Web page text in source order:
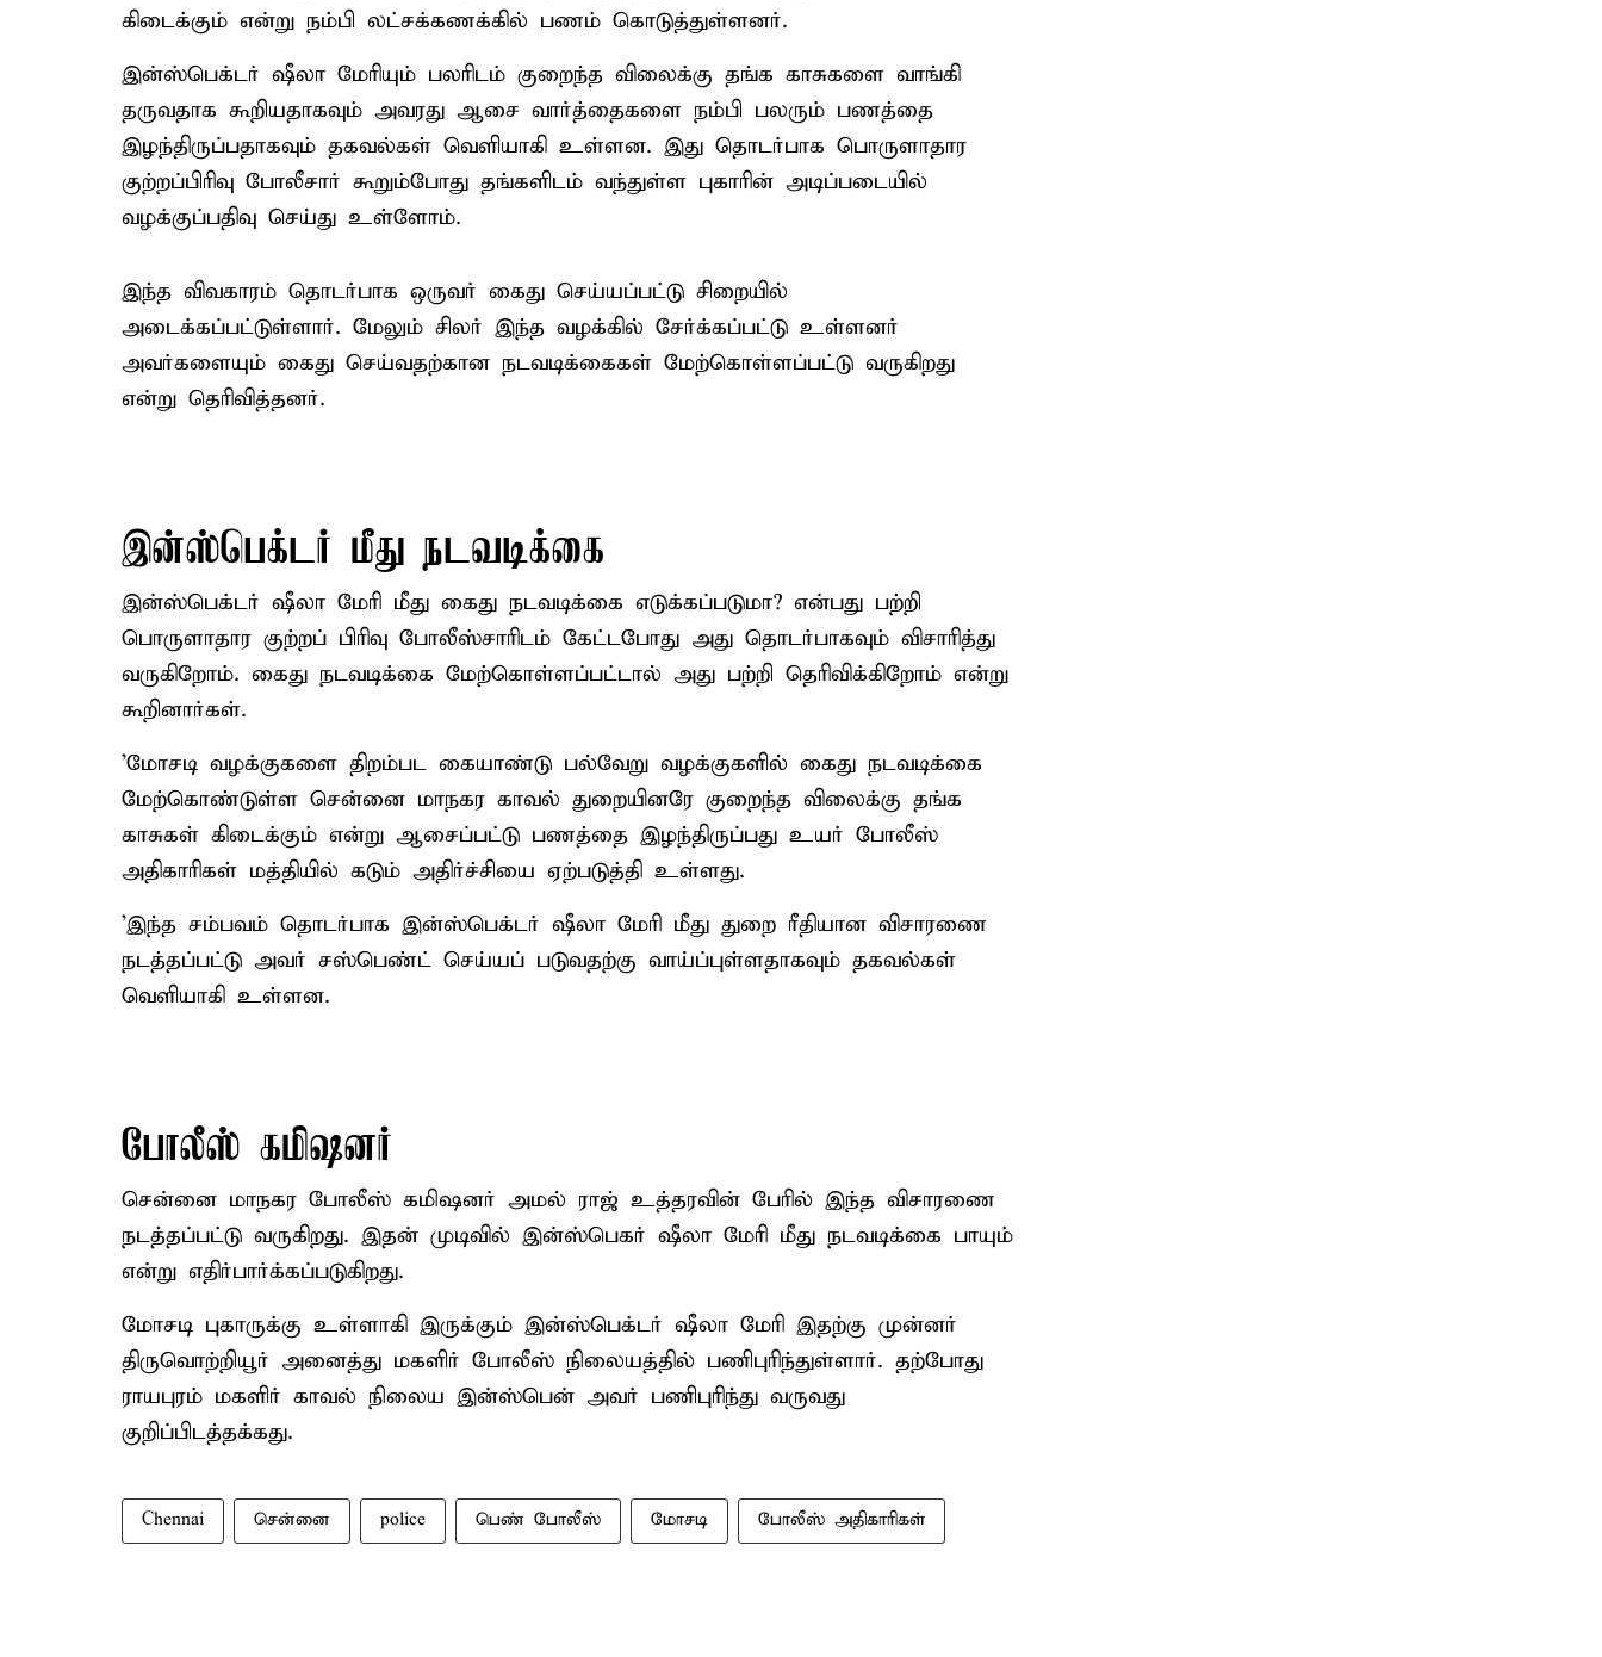
கிடைக்கும் என்று நம்பி லட்சக்கணக்கில் பணம் கொடுத்துள்ளனர்.
இன்ஸ்பெக்டர் ஷீலா மேரியும் பலரிடம் குறைந்த விலைக்கு தங்க காசுகளை வாங்கி
தருவதாக கூறியதாகவும் அவரது ஆசை வார்த்தைகளை நம்பி பலரும் பணத்தை
இழந்திருப்பதாகவும் தகவல்கள் வெளியாகி உள்ளன. இது தொடர்பாக பொருளாதார
குற்றப்பிரிவு போலீசார் கூறும்போது தங்களிடம் வந்துள்ள புகாரின் அடிப்படையில்
வழக்குப்பதிவு செய்து உள்ளோம்.
இந்த விவகாரம் தொடர்பாக ஒருவர் கைது செய்யப்பட்டு சிறையில்
அடைக்கப்பட்டுள்ளார். மேலும் சிலர் இந்த வழக்கில் சேர்க்கப்பட்டு உள்ளனர்
அவர்களையும் கைது செய்வதற்கான நடவடிக்கைகள் மேற்கொள்ளப்பட்டு வருகிறது
என்று தெரிவித்தனர்.
இன்ஸ்பெக்டர் மீது நடவடிக்கை
இன்ஸ்பெக்டர் ஷீலா மேரி மீது கைது நடவடிக்கை எடுக்கப்படுமா? என்பது பற்றி
பொருளாதார குற்றப் பிரிவு போலீஸ்சாரிடம் கேட்டபோது அது தொடர்பாகவும் விசாரித்து
வருகிறோம். கைது நடவடிக்கை மேற்கொள்ளப்பட்டால் அது பற்றி தெரிவிக்கிறோம் என்று
கூறினார்கள்.
'மோசடி வழக்குகளை திறம்பட கையாண்டு பல்வேறு வழக்குகளில் கைது நடவடிக்கை
மேற்கொண்டுள்ள சென்னை மாநகர காவல் துறையினரே குறைந்த விலைக்கு தங்க
காசுகள் கிடைக்கும் என்று ஆசைப்பட்டு பணத்தை இழந்திருப்பது உயர் போலீஸ்
அதிகாரிகள் மத்தியில் கடும் அதிர்ச்சியை ஏற்படுத்தி உள்ளது.
'இந்த சம்பவம் தொடர்பாக இன்ஸ்பெக்டர் ஷீலா மேரி மீது துறை ரீதியான விசாரணை
நடத்தப்பட்டு அவர் சஸ்பெண்ட் செய்யப் படுவதற்கு வாய்ப்புள்ளதாகவும் தகவல்கள்
வெளியாகி உள்ளன.
போலீஸ் கமிஷனர்
சென்னை மாநகர போலீஸ் கமிஷனர் அமல் ராஜ் உத்தரவின் பேரில் இந்த விசாரணை
நடத்தப்பட்டு வருகிறது. இதன் முடிவில் இன்ஸ்பெகர் ஷீலா மேரி மீது நடவடிக்கை பாயும்
என்று எதிர்பார்க்கப்படுகிறது.
மோசடி புகாருக்கு உள்ளாகி இருக்கும் இன்ஸ்பெக்டர் ஷீலா மேரி இதற்கு முன்னர்
திருவொற்றியூர் அனைத்து மகளிர் போலீஸ் நிலையத்தில் பணிபுரிந்துள்ளார். தற்போது
ராயபுரம் மகளிர் காவல் நிலைய இன்ஸ்பென் அவர் பணிபுரிந்து வருவது
குறிப்பிடத்தக்கது.
Chennai சென்னை police பெண் போலீஸ் மோசடி போலீஸ் அதிகாரிகள்